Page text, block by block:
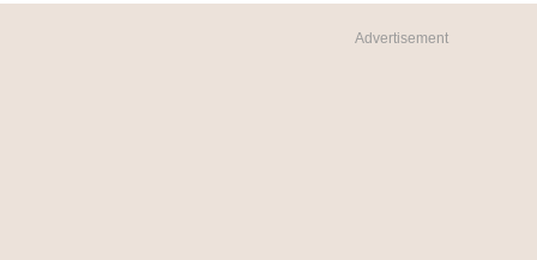
Advertisement